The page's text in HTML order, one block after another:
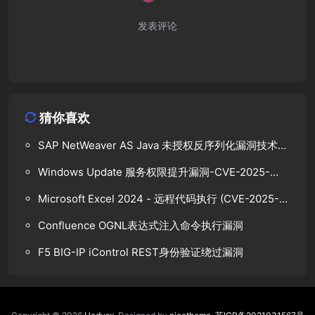
发表评论
猜你喜欢
SAP NetWeaver AS Java 未授权反序列化漏洞技术分
Windows Update 服务权限提升漏洞-CVE-2025-
Microsoft Excel 2024 - 远程代码执行 (CVE-2025-
Confluence OGNL表达式注入命令执行漏洞
F5 BIG-IP iControl REST身份验证绕过漏洞